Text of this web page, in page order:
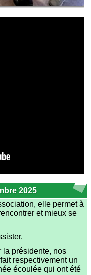
2025
elle permet à
et mieux se
la présidente, nos
respectivement un
écoulée qui ont été